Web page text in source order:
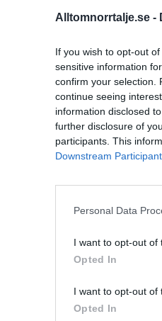
Alltomnorrtalje.se -
If you wish to opt-out
sensitive information
confirm your selection.
continue seeing
information disclosed
further disclosure of
participants. This
Downstream
Personal Data
I want to opt-out of
Opted In
I want to opt-out of
Opted In